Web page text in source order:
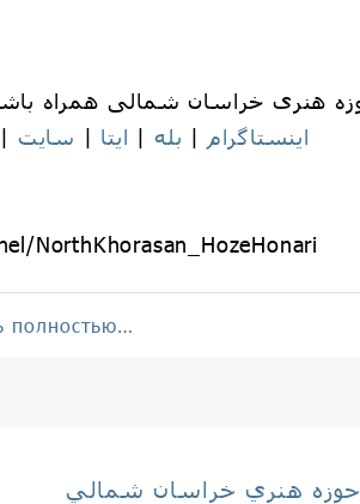
اینستاگرام | بله| ایتا | سایت |
NorthKhorasan_HozeHonari
полностью…
حوزه هنري خراسان شمالي